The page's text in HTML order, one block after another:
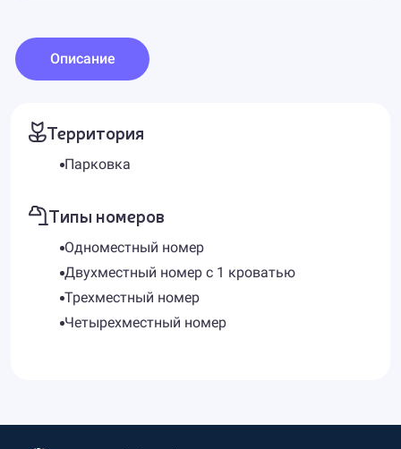
Описание
Территория
Парковка
Типы номеров
Одноместный номер
Двухместный номер с 1 кроватью
Трехместный номер
Четырехместный номер